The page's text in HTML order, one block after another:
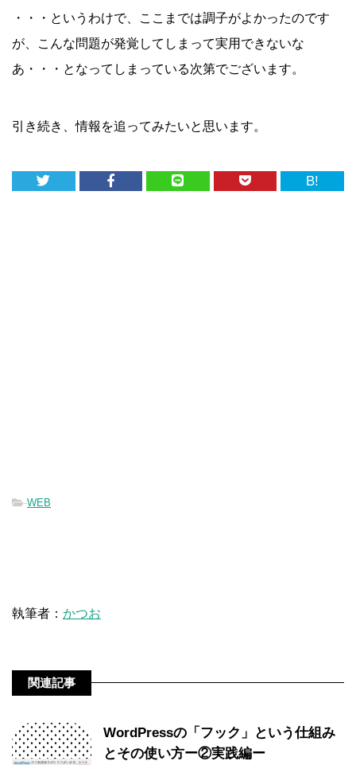
・・・というわけで、ここまでは調子がよかったのです
が、こんな問題が発覚してしまって実用できないな
あ・・・となってしまっている次第でございます。
引き続き、情報を追ってみたいと思います。
B!
-WEB
執筆者： かつお
関連記事
WordPressの「フック」という仕組み
とその使い方ー②実践編ー